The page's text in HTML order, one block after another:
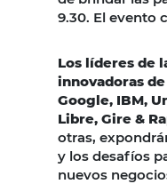
9.30. El evento
Los líderes de
innovadoras
Google, IBM,
Libre, Gire &
otras,
y los desafíos
nuevos